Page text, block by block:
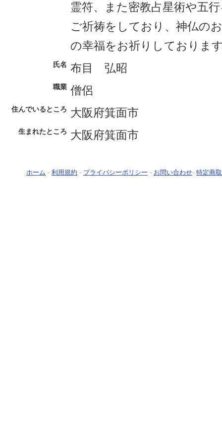
霊符、また密教占星術や五
ご祈祷をしており、神仏の
の幸福をお祈りしておりま
氏名 布目 弘昭
職業 僧侶
住んでいるところ 大阪府箕面市
生まれたところ 大阪府箕面市
ホーム - 利用規約 - プライバシーポリシー - お問い合わせ- 特定商